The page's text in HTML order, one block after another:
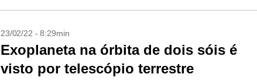
23/02/22 - 8:29min
Exoplaneta na órbita de dois sóis é
visto por telescópio terrestre